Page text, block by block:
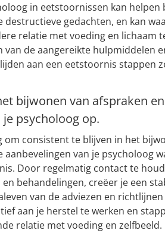
in eetstoornissen kan
destructieve gedachten, en kan
relatie met voeding en lichaam
van de aangereikte hulpmiddelen
aan een eetstoornis stappen
bijwonen van afspraken
psycholoog op.
om consistent te blijven in het
aanbevelingen van je psycholoog
Door regelmatig contact te
behandelingen, creëer je een
van de adviezen en
aan je herstel te werken en
relatie met voeding en zelfbeeld.